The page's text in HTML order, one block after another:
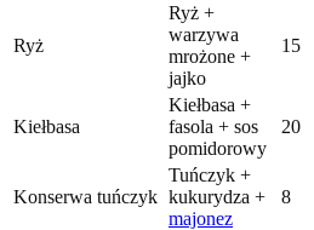
Ryż
Ryż +
warzywa
mrożone +
jajko
15
Kiełbasa
Kiełbasa +
fasola + sos
pomidorowy
20
Konserwa tuńczyk
Tuńczyk +
kukurydza +
majonez
8